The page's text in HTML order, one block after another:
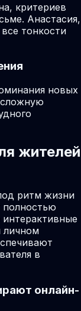
критериев
Анастасия,
тонкости
новых
жителей
ритм жизни
интерактивные
личном
в
онлайн-